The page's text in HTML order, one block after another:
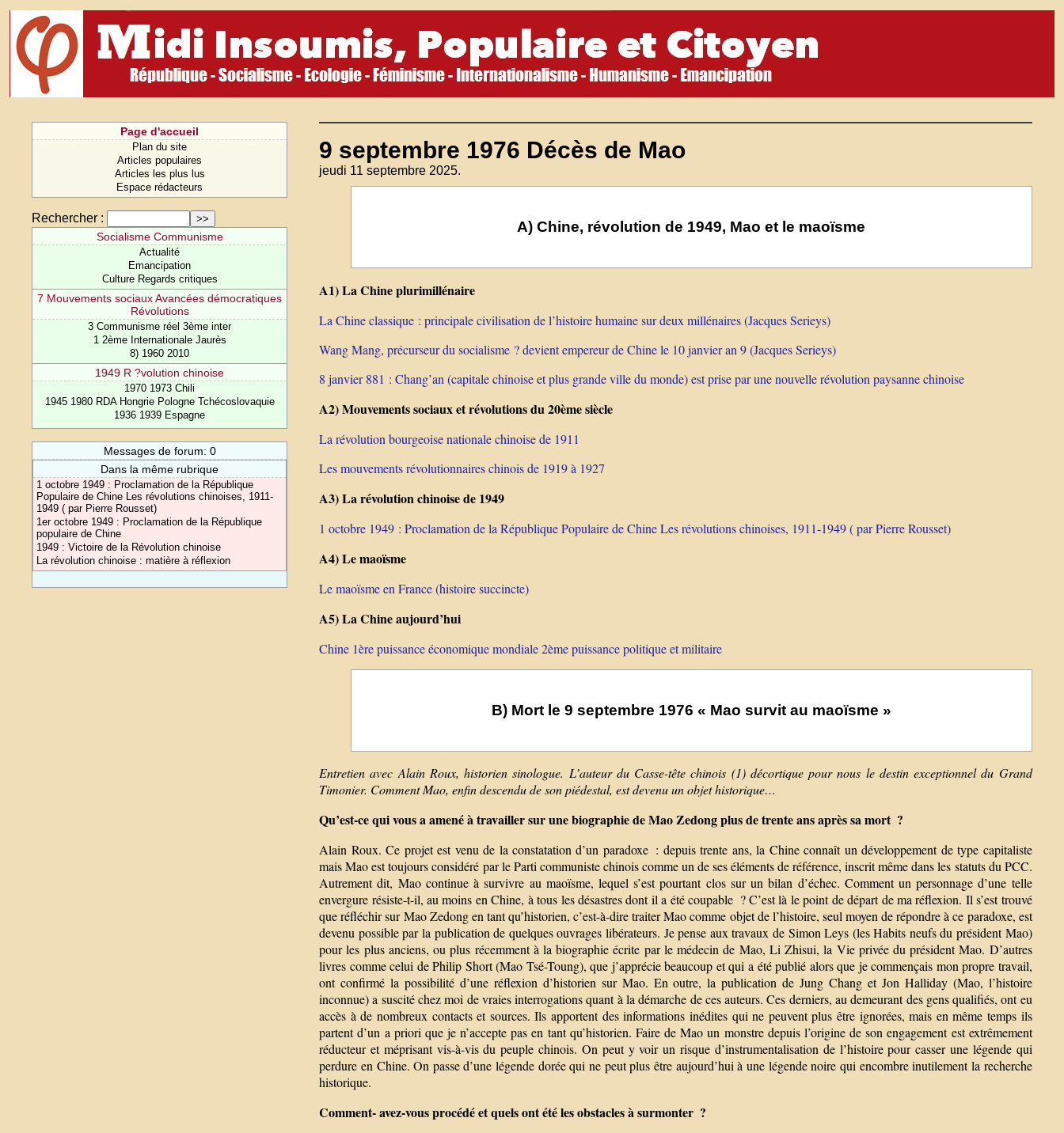
Page d'accueil
Plan du site
Articles populaires
Articles les plus lus
Espace rédacteurs
Rechercher :
Socialisme Communisme
Actualité
Emancipation
Culture Regards critiques
7 Mouvements sociaux Avancées démocratiques
Révolutions
3 Communisme réel 3ème inter
1 2ème Internationale Jaurès
8) 1960 2010
1949 R ?volution chinoise
1970 1973 Chili
1945 1980 RDA Hongrie Pologne Tchécoslovaquie
1936 1939 Espagne
Messages de forum: 0
Dans la même rubrique
1 octobre 1949 : Proclamation de la République
Populaire de Chine Les révolutions chinoises, 1911-
1949 ( par Pierre Rousset)
1er octobre 1949 : Proclamation de la République
populaire de Chine
1949 : Victoire de la Révolution chinoise
La révolution chinoise : matière à réflexion
9 septembre 1976 Décès de Mao
jeudi 11 septembre 2025.
A) Chine, révolution de 1949, Mao et le maoïsme
A1) La Chine plurimillénaire
La Chine classique : principale civilisation de l’histoire humaine sur deux millénaires (Jacques Serieys)
Wang Mang, précurseur du socialisme ? devient empereur de Chine le 10 janvier an 9 (Jacques Serieys)
8 janvier 881 : Chang’an (capitale chinoise et plus grande ville du monde) est prise par une nouvelle révolution paysanne chinoise
A2) Mouvements sociaux et révolutions du 20ème siècle
La révolution bourgeoise nationale chinoise de 1911
Les mouvements révolutionnaires chinois de 1919 à 1927
A3) La révolution chinoise de 1949
1 octobre 1949 : Proclamation de la République Populaire de Chine Les révolutions chinoises, 1911-1949 ( par Pierre Rousset)
A4) Le maoïsme
Le maoïsme en France (histoire succincte)
A5) La Chine aujourd’hui
Chine 1ère puissance économique mondiale 2ème puissance politique et militaire
B) Mort le 9 septembre 1976 « Mao survit au maoïsme »
Entretien avec Alain Roux, historien sinologue. L’auteur du Casse-tête chinois (1) décortique pour nous le destin exceptionnel du Grand
Timonier. Comment Mao, enfin descendu de son piédestal, est devenu un objet historique…
Qu’est-ce qui vous a amené à travailler sur une biographie de Mao Zedong plus de trente ans après sa mort ?
Alain Roux. Ce projet est venu de la constatation d’un paradoxe : depuis trente ans, la Chine connaît un développement de type capitaliste
mais Mao est toujours considéré par le Parti communiste chinois comme un de ses éléments de référence, inscrit même dans les statuts du PCC.
Autrement dit, Mao continue à survivre au maoïsme, lequel s’est pourtant clos sur un bilan d’échec. Comment un personnage d’une telle
envergure résiste-t-il, au moins en Chine, à tous les désastres dont il a été coupable ? C’est là le point de départ de ma réflexion. Il s’est trouvé
que réfléchir sur Mao Zedong en tant qu’historien, c’est-à-dire traiter Mao comme objet de l’histoire, seul moyen de répondre à ce paradoxe, est
devenu possible par la publication de quelques ouvrages libérateurs. Je pense aux travaux de Simon Leys (les Habits neufs du président Mao)
pour les plus anciens, ou plus récemment à la biographie écrite par le médecin de Mao, Li Zhisui, la Vie privée du président Mao. D’autres
livres comme celui de Philip Short (Mao Tsé-Toung), que j’apprécie beaucoup et qui a été publié alors que je commençais mon propre travail,
ont confirmé la possibilité d’une réflexion d’historien sur Mao. En outre, la publication de Jung Chang et Jon Halliday (Mao, l’histoire
inconnue) a suscité chez moi de vraies interrogations quant à la démarche de ces auteurs. Ces derniers, au demeurant des gens qualifiés, ont eu
accès à de nombreux contacts et sources. Ils apportent des informations inédites qui ne peuvent plus être ignorées, mais en même temps ils
partent d’un a priori que je n’accepte pas en tant qu’historien. Faire de Mao un monstre depuis l’origine de son engagement est extrêmement
réducteur et méprisant vis-à-vis du peuple chinois. On peut y voir un risque d’instrumentalisation de l’histoire pour casser une légende qui
perdure en Chine. On passe d’une légende dorée qui ne peut plus être aujourd’hui à une légende noire qui encombre inutilement la recherche
historique.
Comment- avez-vous procédé et quels ont été les obstacles à surmonter ?